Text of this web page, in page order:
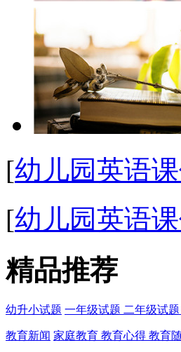
[幼儿园英语
[幼儿园英语
精品推荐
幼升小试题 一年级试题 二年级试题
教育新闻 家庭教育 教育心得 教育